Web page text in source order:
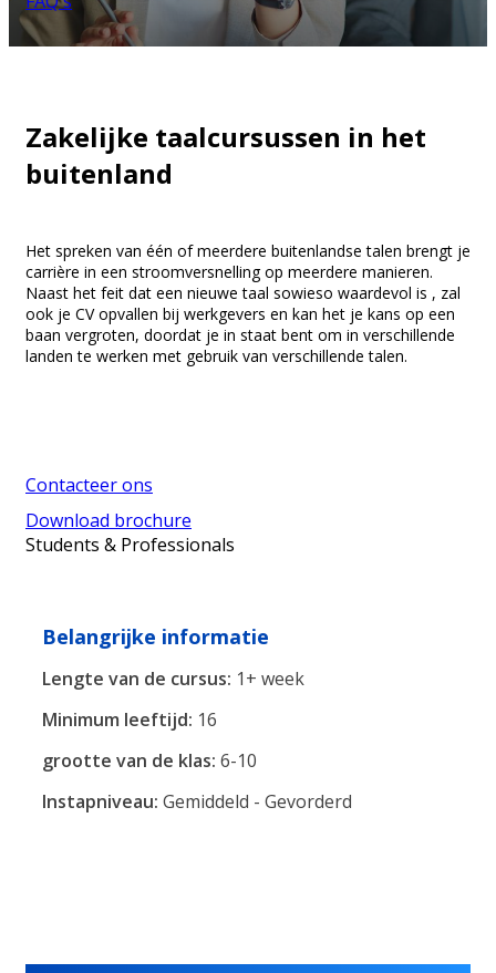
Zakelijke taalcursussen in het
buitenland
Het spreken van één of meerdere buitenlandse talen brengt je
carrière in een stroomversnelling op meerdere manieren.
Naast het feit dat een nieuwe taal sowieso waardevol is , zal
ook je CV opvallen bij werkgevers en kan het je kans op een
baan vergroten, doordat je in staat bent om in verschillende
landen te werken met gebruik van verschillende talen.
Belangrijke informatie
Lengte van de cursus: 1+ week
Minimum leeftijd: 16
grootte van de klas: 6-10
Instapniveau: Gemiddeld - Gevorderd
Contacteer ons
Download brochure
Students & Professionals